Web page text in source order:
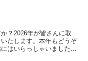
？2026年が皆さんに取
たします。本年もどうぞ
はいらっしゃいました